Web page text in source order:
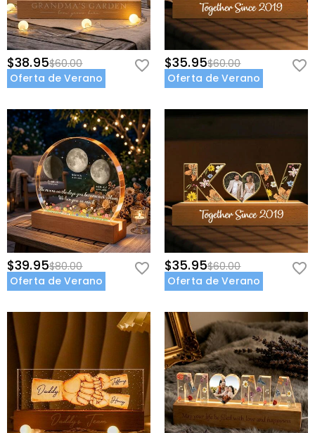
Fuente de Alimentación:Alimentado por USB
consulte nuestra60 Días de Devolución.
$38.95$60.00
Oferta de Verano
$35.95$60.00
Oferta de Verano
$39.95$80.00
Oferta de Verano
$35.95$60.00
Oferta de Verano